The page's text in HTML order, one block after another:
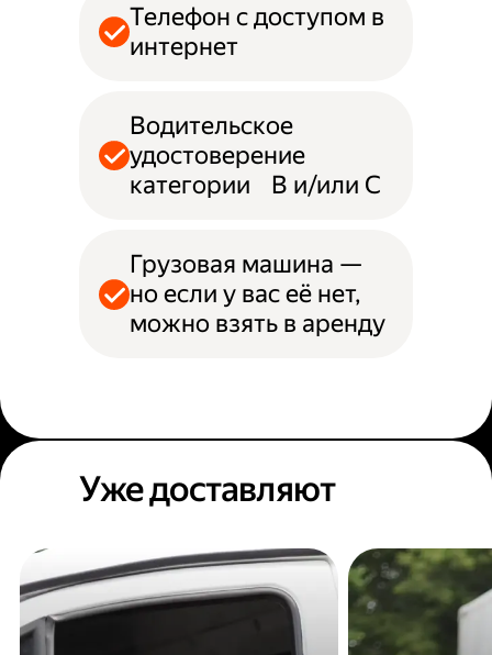
Телефон с доступом в
интернет
Водительское
удостоверение
категории B и/или С
Грузовая машина —
но если у вас её нет,
можно взять в аренду
Уже доставляют